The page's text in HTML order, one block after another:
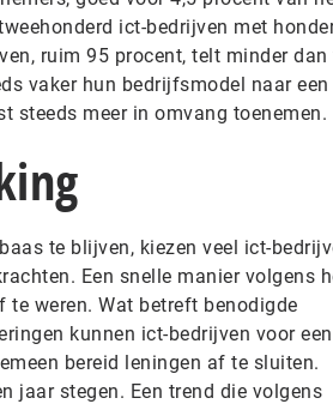
ict-bedrijven met
ruim 95 procent, telt minder dan
vaker hun bedrijfsmodel naar een
steeds meer in omvang toenemen.
te blijven, kiezen veel ict-
Een snelle manier volgens
weren. Wat betreft benodigde
kunnen ict-bedrijven voor een
bereid leningen af te sluiten.
jaar stegen. Een trend die volgens